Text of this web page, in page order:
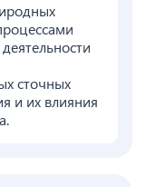
сточных
и их влияния